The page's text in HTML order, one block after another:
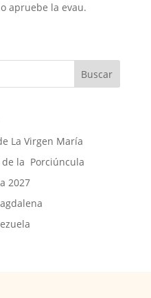
apruebe la evau.
Buscar
La Virgen María
de la Porciúncula
2027